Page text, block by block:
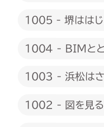
1005 - 堺ははじ
1004 - BIMとと
1003 - 浜松はさ
1002 - 図を見る